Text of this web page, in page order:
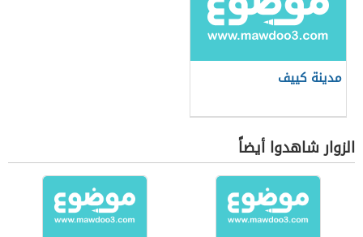
مدينة كييف
الزوار شاهدوا أيضاً